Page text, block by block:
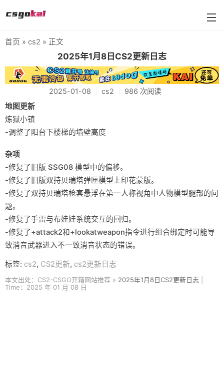
farmskins
88dog
flamecases
首页 » cs2 » 正文
2025年1月8日CS2更新日志
2025-01-08 cs2 986 次阅读
地图更新
炼狱小镇
-调整了阳台下楼梯的墙壁高度
杂项
-修复了旧版 SSG08 模型中的偏移。
-修复了旧版双持贝瑞塔弹匣模型上印花蒙版。
-修复了双持贝瑞塔枪套悬浮在第一人称视角中人物模型腿部的问
题。
-修复了手雷与布娃娃系统交互的回归。
-修复了+attack2和+lookatweapon指令进行组合绑定时可能导
致消音武器进入不一致消音状态的错误。
标签: cs2, CS2更新, cs2更新日志
本文出处：CS2-CSGO开箱网站推荐 » 2025年1月8日CS2更新日志
Time：2025 年 01 月 08 日